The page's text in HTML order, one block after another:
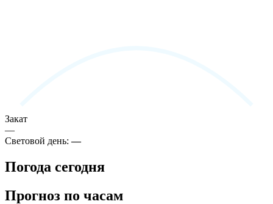
Закат
—
Световой день:—
Погода сегодня
Прогноз по часам